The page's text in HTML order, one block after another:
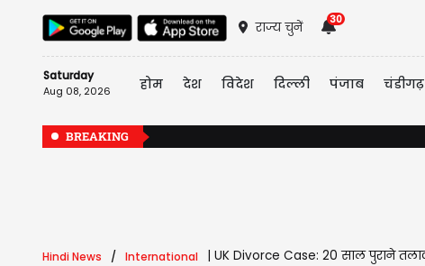
राज्य चुनें
30
Saturday
Aug 08, 2026 होम देश विदेश दिल्ली पंजाब चंडीगढ़
BREAKING
Hindi News International UK Divorce Case: 20 साल पुराने